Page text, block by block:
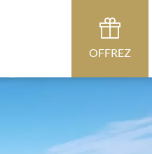
OFFREZ